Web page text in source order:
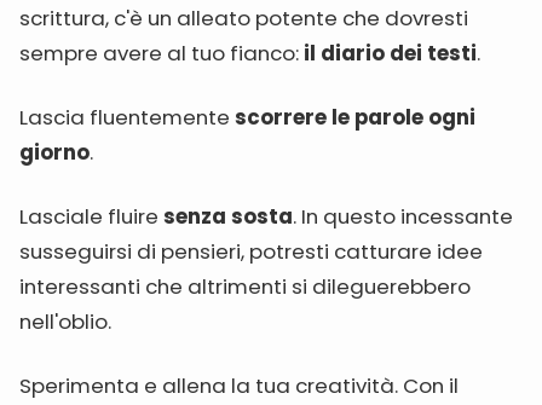
scrittura, c'è un alleato potente che dovresti
sempre avere al tuo fianco: il diario dei testi.
Lascia fluentemente scorrere le parole ogni
giorno.
Lasciale fluire senza sosta. In questo incessante
susseguirsi di pensieri, potresti catturare idee
interessanti che altrimenti si dileguerebbero
nell'oblio.
Sperimenta e allena la tua creatività. Con il